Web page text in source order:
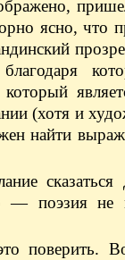
ясно, что
(хотя и
найти
— поэзия не
поверить.